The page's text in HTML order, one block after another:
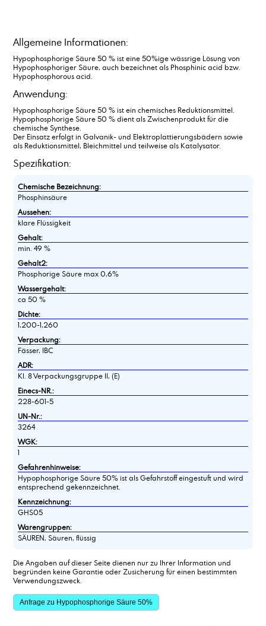
Allgemeine Informationen:
Hypophosphorige Säure 50 % ist eine 50%ige wässrige Lösung von
Hypophosphoriger Säure, auch bezeichnet als Phosphinic acid bzw.
Hypophosphorous acid.
Anwendung:
Hypophosphorige Säure 50 % ist ein chemisches Reduktionsmittel.
Hypophosphorige Säure 50 % dient als Zwischenprodukt für die
chemische Synthese.
Der Einsatz erfolgt in Galvanik- und Elektroplattierungsbädern sowie
als Reduktionsmittel, Bleichmittel und teilweise als Katalysator.
Spezifikation:
Chemische Bezeichnung:
Phosphinsäure
Aussehen:
klare Flüssigkeit
Gehalt:
min. 49 %
Gehalt2:
Phosphorige Säure max 0,6%
Wassergehalt:
ca 50 %
Dichte:
1,200-1,260
Verpackung:
Fässer, IBC
ADR:
Kl. 8 Verpackungsgruppe II, (E)
Einecs-NR.:
228-601-5
UN-Nr.:
3264
WGK:
1
Gefahrenhinweise:
Hypophosphorige Säure 50% ist als Gefahrstoff eingestuft und wird
entsprechend gekennzeichnet.
Kennzeichnung:
GHS05
Warengruppen:
SÄUREN, Säuren, flüssig
Die Angaben auf dieser Seite dienen nur zu Ihrer Information und
begründen keine Garantie oder Zusicherung für einen bestimmten
Verwendungszweck.
Anfrage zu Hypophosphorige Säure 50%